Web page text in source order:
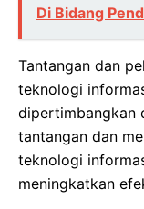
Di Bidang
Tantangan dan
teknologi
dipertimbangkan
tantangan dan
teknologi
meningkatkan